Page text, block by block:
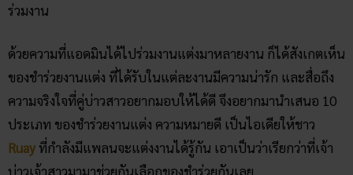
ร่วมงาน
ด้วยความที่แอดมินได้ไปร่วมงานแต่งมาหลายงาน ก็ได้สังเกตเห็น
ของชำร่วยงานแต่ง ที่ได้รับในแต่ละงานมีความน่ารัก และสื่อถึง
ความจริงใจที่คู่บ่าวสาวอยากมอบให้ได้ดี จึงอยากมานำเสนอ 10
ประเภท ของชำร่วยงานแต่ง​ ความหมายดี​ เป็นไอเดียให้ชาว
Ruay ที่กำลังมีแพลนจะแต่งงานได้รู้กัน เอาเป็นว่าเรียกว่าที่เจ้า
บ่าวเจ้าสาวมามาช่วยกันเลือกของชำร่วยกันเลย